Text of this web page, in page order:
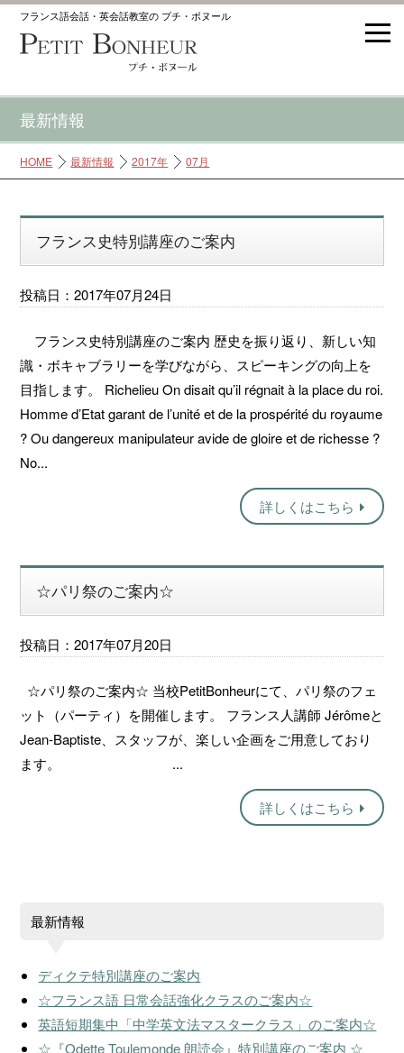
フランス語会話・英会話教室の プチ・ボヌール
最新情報
HOME 最新情報 2017年 07月
フランス史特別講座のご案内
投稿日：2017年07月24日
フランス史特別講座のご案内 歴史を振り返り、新しい知
識・ボキャブラリーを学びながら、スピーキングの向上を
目指します。 Richelieu On disait qu’il régnait à la place du roi.
Homme d’Etat garant de l’unité et de la prospérité du royaume
? Ou dangereux manipulateur avide de gloire et de richesse ?
No...
詳しくはこちら
☆パリ祭のご案内☆
投稿日：2017年07月20日
☆パリ祭のご案内☆ 当校PetitBonheurにて、パリ祭のフェ
ット（パーティ）を開催します。 フランス人講師 Jérômeと
Jean-Baptiste、スタッフが、楽しい企画をご用意しており
ます。 ...
詳しくはこちら
最新情報
ディクテ特別講座のご案内
☆フランス語 日常会話強化クラスのご案内☆
英語短期集中「中学英文法マスタークラス」のご案内☆
☆『Odette Toulemonde 朗読会』特別講座のご案内 ☆